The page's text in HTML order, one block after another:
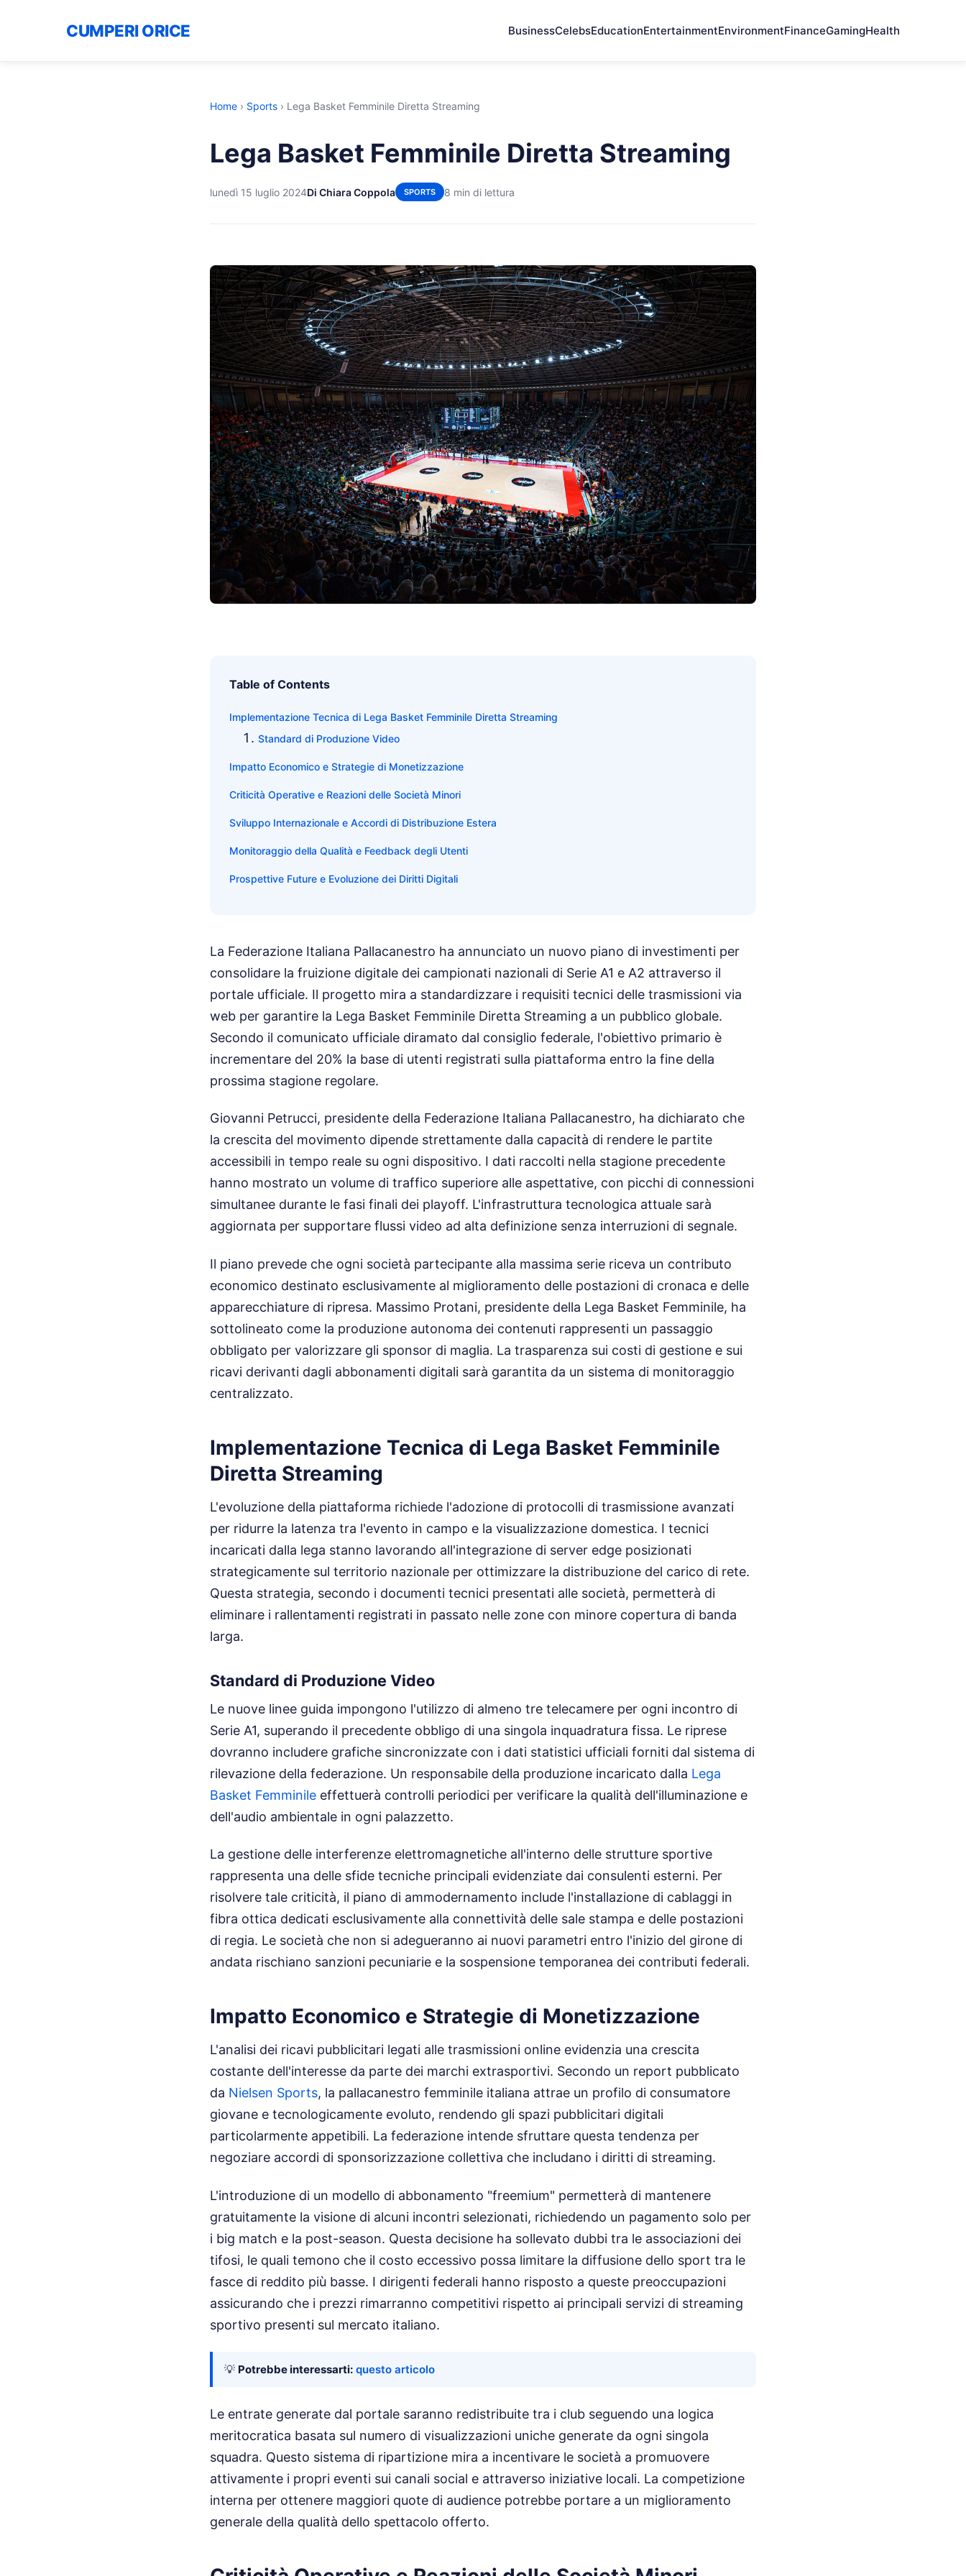
CUMPERI ORICE BusinessCelebsEducationEntertainmentEnvironmentFinanceGamingHealth
Home › Sports › Lega Basket Femminile Diretta Streaming
Lega Basket Femminile Diretta Streaming
lunedì 15 luglio 2024Di Chiara Coppola SPORTS 8 min di lettura
Table of Contents
Implementazione Tecnica di Lega Basket Femminile Diretta Streaming
Standard di Produzione Video
Impatto Economico e Strategie di Monetizzazione
Criticità Operative e Reazioni delle Società Minori
Sviluppo Internazionale e Accordi di Distribuzione Estera
Monitoraggio della Qualità e Feedback degli Utenti
Prospettive Future e Evoluzione dei Diritti Digitali
La Federazione Italiana Pallacanestro ha annunciato un nuovo piano di investimenti per
consolidare la fruizione digitale dei campionati nazionali di Serie A1 e A2 attraverso il
portale ufficiale. Il progetto mira a standardizzare i requisiti tecnici delle trasmissioni via
web per garantire la Lega Basket Femminile Diretta Streaming a un pubblico globale.
Secondo il comunicato ufficiale diramato dal consiglio federale, l'obiettivo primario è
incrementare del 20% la base di utenti registrati sulla piattaforma entro la fine della
prossima stagione regolare.
Giovanni Petrucci, presidente della Federazione Italiana Pallacanestro, ha dichiarato che
la crescita del movimento dipende strettamente dalla capacità di rendere le partite
accessibili in tempo reale su ogni dispositivo. I dati raccolti nella stagione precedente
hanno mostrato un volume di traffico superiore alle aspettative, con picchi di connessioni
simultanee durante le fasi finali dei playoff. L'infrastruttura tecnologica attuale sarà
aggiornata per supportare flussi video ad alta definizione senza interruzioni di segnale.
Il piano prevede che ogni società partecipante alla massima serie riceva un contributo
economico destinato esclusivamente al miglioramento delle postazioni di cronaca e delle
apparecchiature di ripresa. Massimo Protani, presidente della Lega Basket Femminile, ha
sottolineato come la produzione autonoma dei contenuti rappresenti un passaggio
obbligato per valorizzare gli sponsor di maglia. La trasparenza sui costi di gestione e sui
ricavi derivanti dagli abbonamenti digitali sarà garantita da un sistema di monitoraggio
centralizzato.
Implementazione Tecnica di Lega Basket Femminile
Diretta Streaming
L'evoluzione della piattaforma richiede l'adozione di protocolli di trasmissione avanzati
per ridurre la latenza tra l'evento in campo e la visualizzazione domestica. I tecnici
incaricati dalla lega stanno lavorando all'integrazione di server edge posizionati
strategicamente sul territorio nazionale per ottimizzare la distribuzione del carico di rete.
Questa strategia, secondo i documenti tecnici presentati alle società, permetterà di
eliminare i rallentamenti registrati in passato nelle zone con minore copertura di banda
larga.
Standard di Produzione Video
Le nuove linee guida impongono l'utilizzo di almeno tre telecamere per ogni incontro di
Serie A1, superando il precedente obbligo di una singola inquadratura fissa. Le riprese
dovranno includere grafiche sincronizzate con i dati statistici ufficiali forniti dal sistema di
rilevazione della federazione. Un responsabile della produzione incaricato dalla Lega
Basket Femminile effettuerà controlli periodici per verificare la qualità dell'illuminazione e
dell'audio ambientale in ogni palazzetto.
La gestione delle interferenze elettromagnetiche all'interno delle strutture sportive
rappresenta una delle sfide tecniche principali evidenziate dai consulenti esterni. Per
risolvere tale criticità, il piano di ammodernamento include l'installazione di cablaggi in
fibra ottica dedicati esclusivamente alla connettività delle sale stampa e delle postazioni
di regia. Le società che non si adegueranno ai nuovi parametri entro l'inizio del girone di
andata rischiano sanzioni pecuniarie e la sospensione temporanea dei contributi federali.
Impatto Economico e Strategie di Monetizzazione
L'analisi dei ricavi pubblicitari legati alle trasmissioni online evidenzia una crescita
costante dell'interesse da parte dei marchi extrasportivi. Secondo un report pubblicato
da Nielsen Sports, la pallacanestro femminile italiana attrae un profilo di consumatore
giovane e tecnologicamente evoluto, rendendo gli spazi pubblicitari digitali
particolarmente appetibili. La federazione intende sfruttare questa tendenza per
negoziare accordi di sponsorizzazione collettiva che includano i diritti di streaming.
L'introduzione di un modello di abbonamento "freemium" permetterà di mantenere
gratuitamente la visione di alcuni incontri selezionati, richiedendo un pagamento solo per
i big match e la post-season. Questa decisione ha sollevato dubbi tra le associazioni dei
tifosi, le quali temono che il costo eccessivo possa limitare la diffusione dello sport tra le
fasce di reddito più basse. I dirigenti federali hanno risposto a queste preoccupazioni
assicurando che i prezzi rimarranno competitivi rispetto ai principali servizi di streaming
sportivo presenti sul mercato italiano.
💡 Potrebbe interessarti: questo articolo
Le entrate generate dal portale saranno redistribuite tra i club seguendo una logica
meritocratica basata sul numero di visualizzazioni uniche generate da ogni singola
squadra. Questo sistema di ripartizione mira a incentivare le società a promuovere
attivamente i propri eventi sui canali social e attraverso iniziative locali. La competizione
interna per ottenere maggiori quote di audience potrebbe portare a un miglioramento
generale della qualità dello spettacolo offerto.